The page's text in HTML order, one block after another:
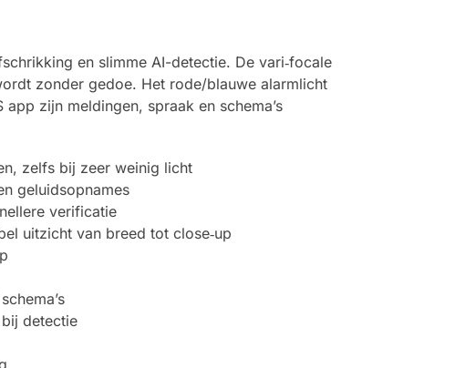
en slimme AI-detectie. De vari‑focale
zonder gedoe. Het rode/blauwe alarmlicht
zijn meldingen, spraak en schema’s
zelfs bij zeer weinig licht
geluidsopnames
verificatie
uitzicht van breed tot close‑up
detectie